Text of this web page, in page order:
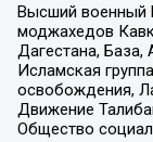
Высший военный
моджахедов
Дагестана, База,
Исламская
освобождения,
Движение
Общество